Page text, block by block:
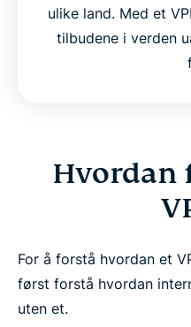
ulike land. Med et
tilbudene i verden
Hvordan
For å forstå hvordan et
først forstå hvordan
uten et.